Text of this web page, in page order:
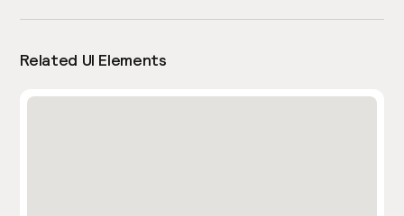
Related UI Elements